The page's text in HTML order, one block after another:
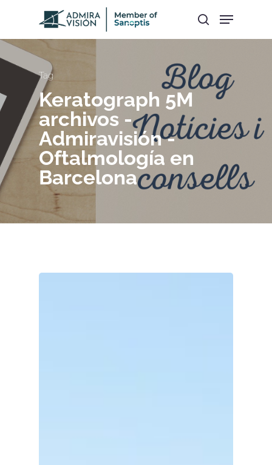
Hit enter to search or ESC to close
Tag
Keratograph 5M
archivos -
Admiravisión -
Oftalmología en
Barcelona